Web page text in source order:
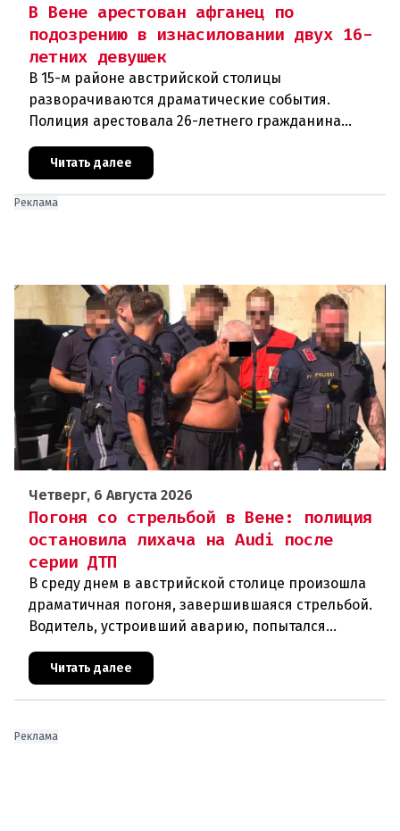
В Вене арестован афганец по
подозрению в изнасиловании двух 16-
летних девушек
В 15-м районе австрийской столицы
разворачиваются драматические события.
Полиция арестовала 26-летнего гражданина
Афганистана по подозрению в изнасиловании
двух 16-летних девушек.Вызов полиции и задер
Читать далее
Реклама
Четверг, 6 Августа 2026
Погоня со стрельбой в Вене: полиция
остановила лихача на Audi после
серии ДТП
В среду днем в австрийской столице произошла
драматичная погоня, завершившаяся стрельбой.
Водитель, устроивший аварию, попытался
скрыться от полиции, спровоцировав несколько
новых столкновений.Что слу
Читать далее
Реклама